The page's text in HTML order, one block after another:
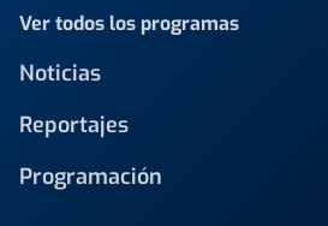
Ver todos los programas
Noticias
Reportajes
Programación